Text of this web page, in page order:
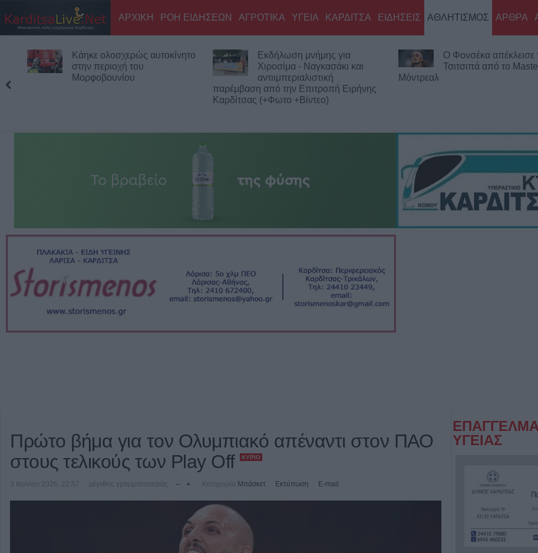
ΑΡΧΙΚΗ ΡΟΗ ΕΙΔΗΣΕΩΝ ΑΓΡΟΤΙΚΑ ΥΓΕΙΑ ΚΑΡΔΙΤΣΑ ΕΙΔΗΣΕΙΣ ΑΘΛΗΤΙΣΜΟΣ ΑΡΘΡΑ
Κάηκε ολοσχερώς αυτοκίνητο
στην περιοχή του
Μορφοβουνίου
Εκδήλωση μνήμης για
Χιροσίμα - Ναγκασάκι και
αντιιμπεριαλιστική
παρέμβαση από την Επιτροπή Ειρήνης
Καρδίτσας (+Φωτο +Βίντεο)
Ο Φονσέκα απέκλεισε
Τσιτσιπά από το
Μόντρεαλ
Πρώτο βήμα για τον Ολυμπιακό απέναντι στον ΠΑΟ
στους τελικούς των Play Off
ΚΎΡΙΟ
3 Ιουνίου 2026, 22:57 μέγεθος γραμματοσειράς Κατηγορία Μπάσκετ Εκτύπωση E-mail
ΥΓΕΙΑΣ